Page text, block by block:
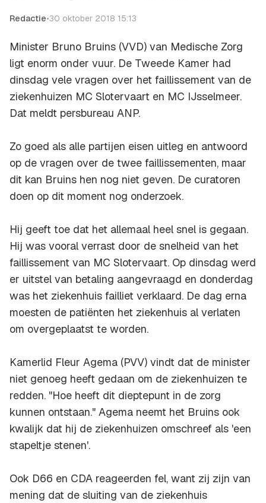
Redactie•30 oktober 2018 15:13
Minister Bruno Bruins (VVD) van Medische Zorg
ligt enorm onder vuur. De Tweede Kamer had
dinsdag vele vragen over het faillissement van de
ziekenhuizen MC Slotervaart en MC IJsselmeer.
Dat meldt persbureau ANP.
Zo goed als alle partijen eisen uitleg en antwoord
op de vragen over de twee faillissementen, maar
dit kan Bruins hen nog niet geven. De curatoren
doen op dit moment nog onderzoek.
Hij geeft toe dat het allemaal heel snel is gegaan.
Hij was vooral verrast door de snelheid van het
faillissement van MC Slotervaart. Op dinsdag werd
er uitstel van betaling aangevraagd en donderdag
was het ziekenhuis failliet verklaard. De dag erna
moesten de patiënten het ziekenhuis al verlaten
om overgeplaatst te worden.
Kamerlid Fleur Agema (PVV) vindt dat de minister
niet genoeg heeft gedaan om de ziekenhuizen te
redden. "Hoe heeft dit dieptepunt in de zorg
kunnen ontstaan." Agema neemt het Bruins ook
kwalijk dat hij de ziekenhuizen omschreef als 'een
stapeltje stenen'.
Ook D66 en CDA reageerden fel, want zij zijn van
mening dat de sluiting van de ziekenhuis